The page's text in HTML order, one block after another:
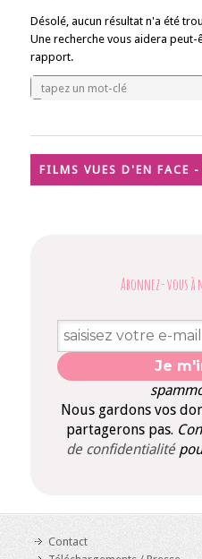
Désolé, aucun résultat n'a été
Une recherche vous aidera
rapport.
FILMS VUES D'EN FACE
Abonnez-vous à
Nous gardons vos
partagerons pas.
de confidentialité
Contact